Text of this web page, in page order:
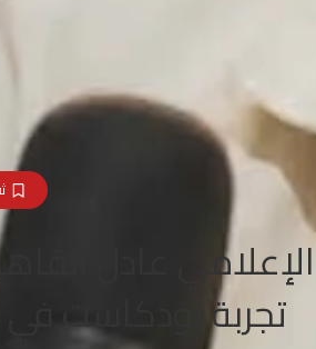
الإعلامي عادل
تجربة بودكاست في